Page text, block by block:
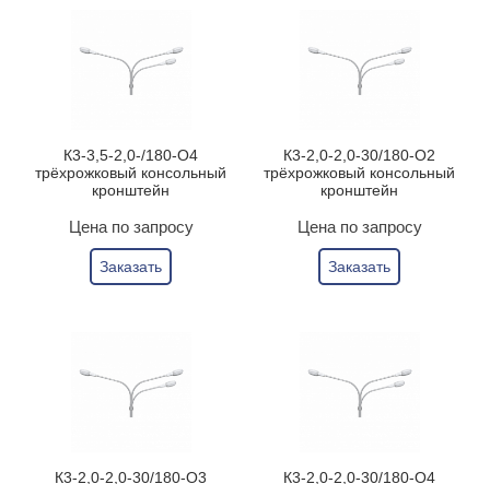
К3-3,5-2,0-/180-О4
трёхрожковый консольный
кронштейн
Цена по запросу
Заказать
К3-2,0-2,0-30/180-О2
трёхрожковый консольный
кронштейн
Цена по запросу
Заказать
К3-2,0-2,0-30/180-О3
К3-2,0-2,0-30/180-О4